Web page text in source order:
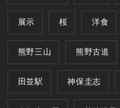
展示 桜 洋食
熊野三山 熊野古道
田並駅 神保圭志